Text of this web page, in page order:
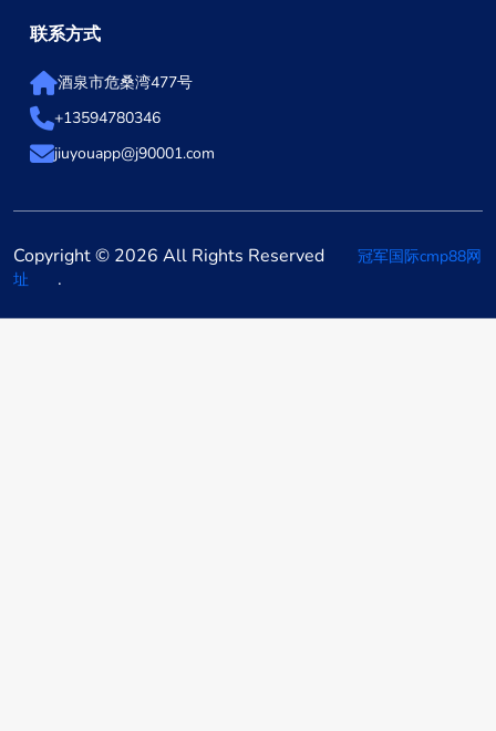
联系方式
酒泉市危桑湾477号
+13594780346
jiuyouapp@j90001.com
Copyright © 2026 All Rights Reserved
冠军国际cmp88网
址
.